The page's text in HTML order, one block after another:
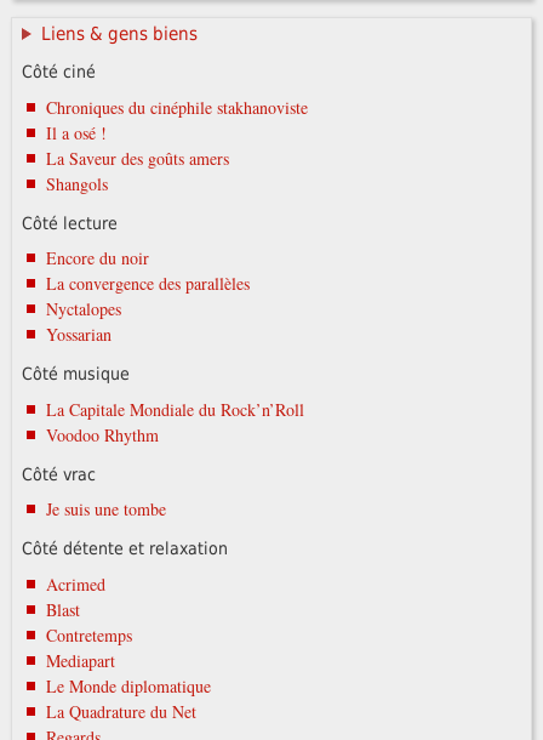
Liens & gens biens
Côté ciné
Chroniques du cinéphile stakhanoviste
Il a osé !
La Saveur des goûts amers
Shangols
Côté lecture
Encore du noir
La convergence des parallèles
Nyctalopes
Yossarian
Côté musique
La Capitale Mondiale du Rock’n’Roll
Voodoo Rhythm
Côté vrac
Je suis une tombe
Côté détente et relaxation
Acrimed
Blast
Contretemps
Mediapart
Le Monde diplomatique
La Quadrature du Net